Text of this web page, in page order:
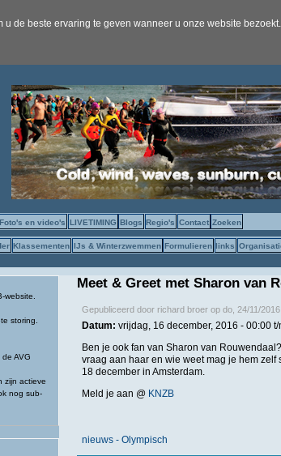
de beste ervaring te geven wanneer u onze website
Foto's en video's LIVETIMING Blogs Regio's Contact Zoeken
Klassementen IJs & Winterzwemmen Formulieren links
website.
storing.
AVG
zijn actieve
nog sub-
Meet & Greet met Sharon van
Gepubliceerd door richard broerop do, 24/11/
Datum: vrijdag, 16 december, 2016 - 00:00t/
Ben je ook fan van Sharon van
vraag aan haar en wie weet mag je hem zelf
18 december in Amsterdam.
Meld je aan @ KNZB
nieuws - Olympisch